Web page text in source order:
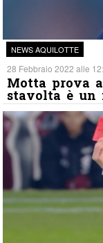
NEWS AQUILOTTE
28 Febbraio 2022 alle
Motta prova
stavolta è un